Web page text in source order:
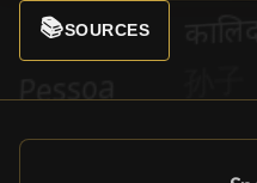
📚SOURCES